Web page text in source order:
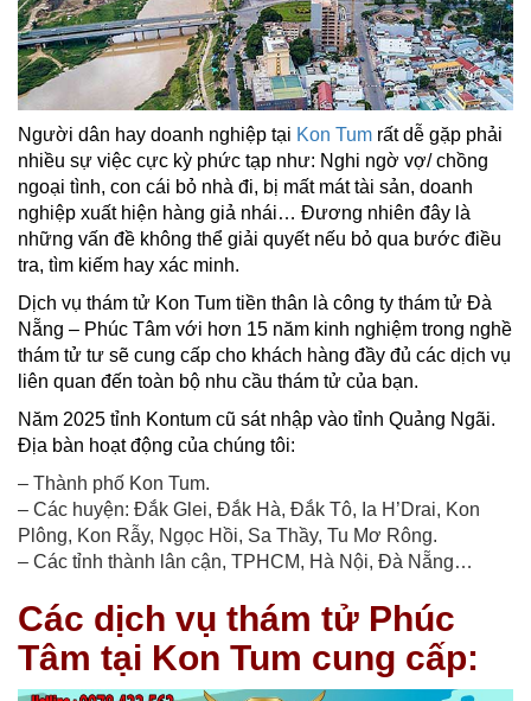
Người dân hay doanh nghiệp tại Kon Tum rất dễ gặp phải
nhiều sự việc cực kỳ phức tạp như: Nghi ngờ vợ/ chồng
ngoại tình, con cái bỏ nhà đi, bị mất mát tài sản, doanh
nghiệp xuất hiện hàng giả nhái… Đương nhiên đây là
những vấn đề không thể giải quyết nếu bỏ qua bước điều
tra, tìm kiếm hay xác minh.
Dịch vụ thám tử Kon Tum tiền thân là công ty thám tử Đà
Nẵng – Phúc Tâm với hơn 15 năm kinh nghiệm trong nghề
thám tử tư sẽ cung cấp cho khách hàng đầy đủ các dịch vụ
liên quan đến toàn bộ nhu cầu thám tử của bạn.
Năm 2025 tỉnh Kontum cũ sát nhập vào tỉnh Quảng Ngãi.
Địa bàn hoạt động của chúng tôi:
– Thành phố Kon Tum.
– Các huyện: Đắk Glei, Đắk Hà, Đắk Tô, Ia H’Drai, Kon
Plông, Kon Rẫy, Ngọc Hồi, Sa Thầy, Tu Mơ Rông.
– Các tỉnh thành lân cận, TPHCM, Hà Nội, Đà Nẵng…
Các dịch vụ thám tử Phúc
Tâm tại Kon Tum cung cấp: